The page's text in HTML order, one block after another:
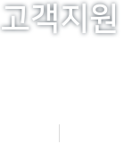
고객지원